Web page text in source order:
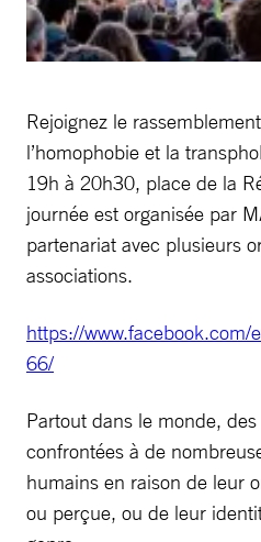
Rejoignez le
l’homophobie et la
19h à 20h30, place de la
journée est organisée par
partenariat avec plusieurs
associations.
https://
66/
Partout dans le monde,
confrontées à de
humains en raison de leur
ou perçue, ou de leur